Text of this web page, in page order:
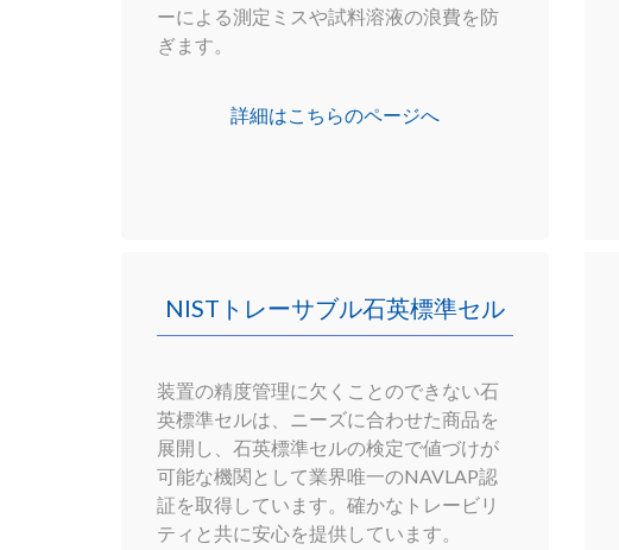
ーによる測定ミスや試料溶液の浪費を防
ぎます。
詳細はこちらのページへ
NISTトレーサブル石英標準セル
装置の精度管理に欠くことのできない石
英標準セルは、ニーズに合わせた商品を
展開し、石英標準セルの検定で値づけが
可能な機関として業界唯一のNAVLAP認
証を取得しています。確かなトレービリ
ティと共に安心を提供しています。